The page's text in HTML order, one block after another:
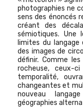
photographies ne
sens des énoncés
créant des
sémiotiques.
limites du
des images de
définir. Comme
rocheuse, ceux-ci
temporalité,
changeantes et
nouveau
géographies